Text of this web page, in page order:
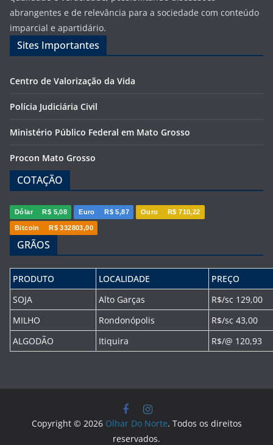
abrangentes e de relevância para a sociedade com conteúdo
imparcial e apartidário.
Sites Importantes
Centro de Valorização da Vida
Polícia Judiciária Civil
Ministério Público Federal em Mato Grosso
Procon Mato Grosso
COTAÇÃO
Dólar R$ 5,08 Euro R$ 5,87 Ouro R$ 710,22
Bitcoin R$ 332803,00
GRÃOS
PRODUTO LOCALIDADE
PREÇO
SOJA
Alto Garças
R$/sc 129,00
MILHO
Rondonópolis
R$/sc 43,00
ALGODÃO
Itiquira R$/@ 120,93
Copyright © 2026 Olhar Do Norte. Todos os direitos
reservados.